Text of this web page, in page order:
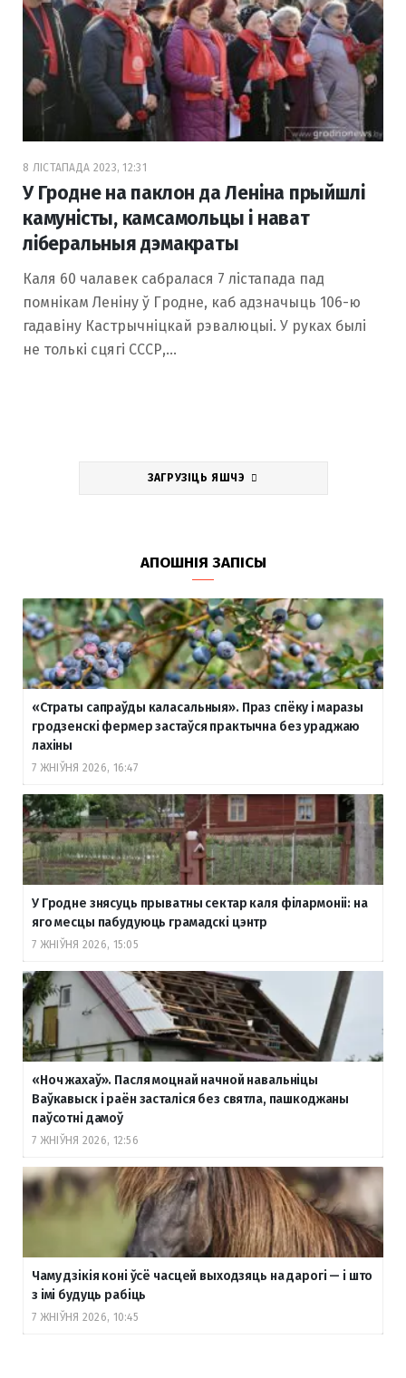
8 ЛІСТАПАДА 2023, 12:31
У Гродне на паклон да Леніна прыйшлі
камуністы, камсамольцы і нават
ліберальныя дэмакраты
Каля 60 чалавек сабралася 7 лістапада пад
помнікам Леніну ў Гродне, каб адзначыць 106-ю
гадавіну Кастрычніцкай рэвалюцыі. У руках былі
не толькі сцягі СССР,…
ЗАГРУЗІЦЬ ЯШЧЭ
АПОШНІЯ ЗАПІСЫ
«Страты сапраўды каласальныя». Праз спёку і маразы
гродзенскі фермер застаўся практычна без ураджаю
лахіны
7 ЖНІЎНЯ 2026, 16:47
У Гродне знясуць прыватны сектар каля філармоніі: на
яго месцы пабудуюць грамадскі цэнтр
7 ЖНІЎНЯ 2026, 15:05
«Ноч жахаў». Пасля моцнай начной навальніцы
Ваўкавыск і раён засталіся без святла, пашкоджаны
паўсотні дамоў
7 ЖНІЎНЯ 2026, 12:56
Чаму дзікія коні ўсё часцей выходзяць на дарогі — і што
з імі будуць рабіць
7 ЖНІЎНЯ 2026, 10:45